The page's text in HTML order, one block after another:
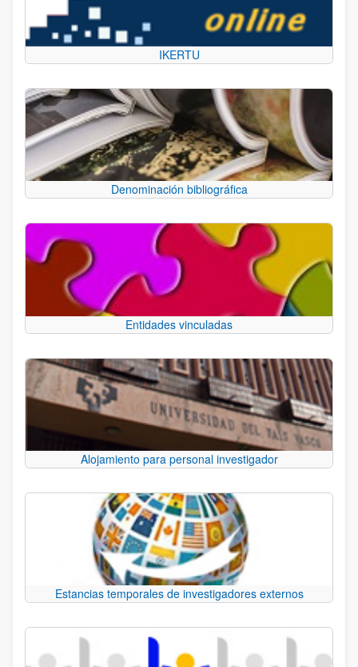
IKERTU
Denominación bibliográfica
Entidades vinculadas
Alojamiento para personal investigador
Estancias temporales de investigadores externos